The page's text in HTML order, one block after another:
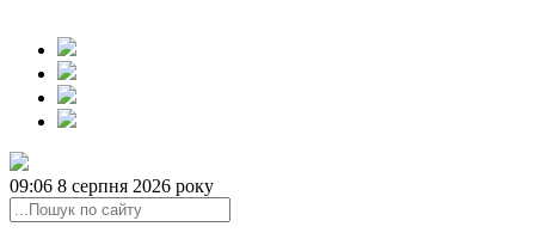
09:06 8 серпня 2026 року